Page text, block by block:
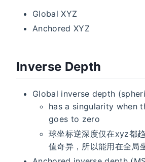
Global XYZ
Anchored XYZ
Inverse Depth
Global inverse depth
has a singularity when
goes to zero
球坐标逆深度仅在xyz都
值奇异，所以能用在全局